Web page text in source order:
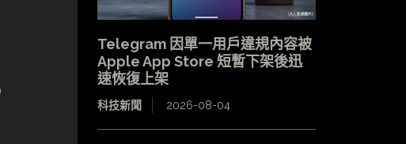
Telegram 因單一用戶違規內容被
Apple App Store 短暫下架後迅
速恢復上架
科技新聞 2026-08-04